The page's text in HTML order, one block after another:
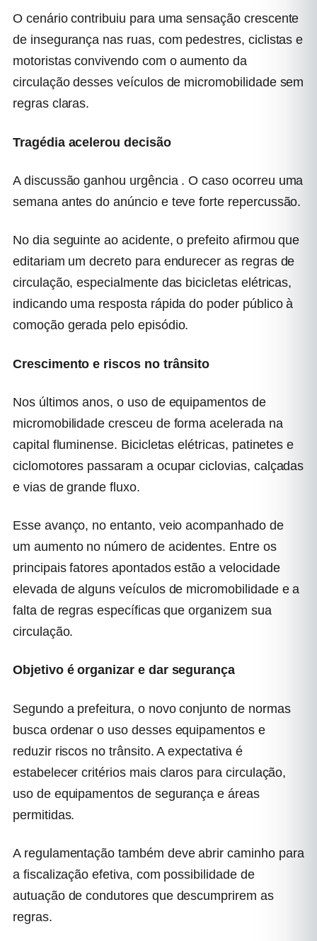
O cenário contribuiu para uma sensação crescente
de insegurança nas ruas, com pedestres, ciclistas e
motoristas convivendo com o aumento da
circulação desses veículos de micromobilidade sem
regras claras.
Tragédia acelerou decisão
A discussão ganhou urgência . O caso ocorreu uma
semana antes do anúncio e teve forte repercussão.
No dia seguinte ao acidente, o prefeito afirmou que
editariam um decreto para endurecer as regras de
circulação, especialmente das bicicletas elétricas,
indicando uma resposta rápida do poder público à
comoção gerada pelo episódio.
Crescimento e riscos no trânsito
Nos últimos anos, o uso de equipamentos de
micromobilidade cresceu de forma acelerada na
capital fluminense. Bicicletas elétricas, patinetes e
ciclomotores passaram a ocupar ciclovias, calçadas
e vias de grande fluxo.
Esse avanço, no entanto, veio acompanhado de
um aumento no número de acidentes. Entre os
principais fatores apontados estão a velocidade
elevada de alguns veículos de micromobilidade e a
falta de regras específicas que organizem sua
circulação.
Objetivo é organizar e dar segurança
Segundo a prefeitura, o novo conjunto de normas
busca ordenar o uso desses equipamentos e
reduzir riscos no trânsito. A expectativa é
estabelecer critérios mais claros para circulação,
uso de equipamentos de segurança e áreas
permitidas.
A regulamentação também deve abrir caminho para
a fiscalização efetiva, com possibilidade de
autuação de condutores que descumprirem as
regras.